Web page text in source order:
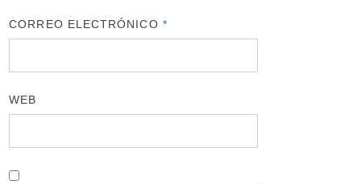
CORREO ELECTRÓNICO *
WEB